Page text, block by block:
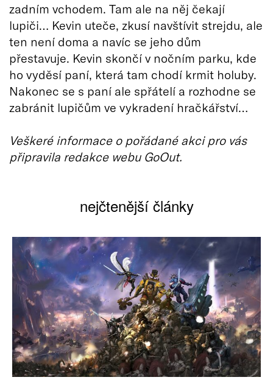
zadním vchodem. Tam ale na něj čekají
lupiči… Kevin uteče, zkusí navštívit strejdu, ale
ten není doma a navíc se jeho dům
přestavuje. Kevin skončí v nočním parku, kde
ho vyděsí paní, která tam chodí krmit holuby.
Nakonec se s paní ale spřátelí a rozhodne se
zabránit lupičům ve vykradení hračkářství…
Veškeré informace o pořádané akci pro vás
připravila redakce webu GoOut.
nejčtenější články